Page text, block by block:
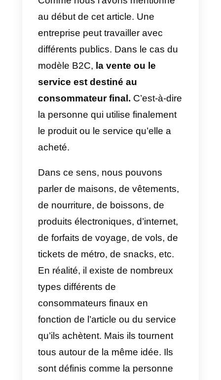
Une société qui offre des
solutions de communication aux
entreprises par le biais
d’applications de messagerie
de réseaux sociaux.
D’autre part, lorsque nous
d’entreprises B2B dans un
environnement physique. On
imaginer tous ces fournisseurs
qui proposent des matières
premières. Il peut s’agir
d’entreprises de restauration
rapide ou même de distributeurs
de pièces automobiles, qui
proposent ensuite ces articles au
consommateur final.
Qu’est-ce que le B2C?